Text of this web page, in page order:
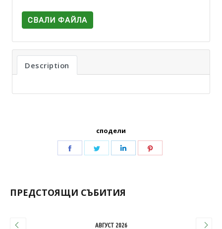
СВАЛИ ФАЙЛА
Description
сподели
ПРЕДСТОЯЩИ СЪБИТИЯ
АВГУСТ 2026